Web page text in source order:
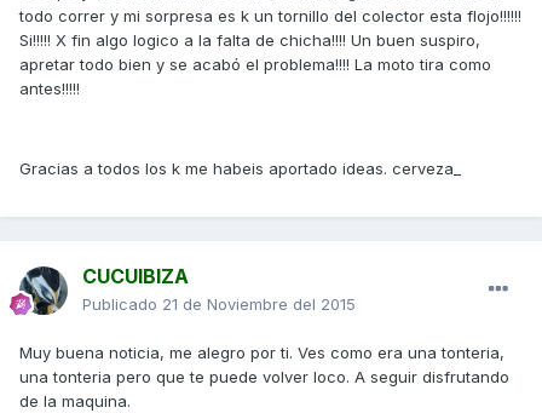
todo correr y mi sorpresa es k un tornillo del colector esta flojo!!!!!!
Si!!!!! X fin algo logico a la falta de chicha!!!! Un buen suspiro,
apretar todo bien y se acabó el problema!!!! La moto tira como
antes!!!!!
Gracias a todos los k me habeis aportado ideas. cerveza_
CUCUIBIZA
Publicado 21 de Noviembre del 2015
Muy buena noticia, me alegro por ti. Ves como era una tonteria,
una tonteria pero que te puede volver loco. A seguir disfrutando
de la maquina.